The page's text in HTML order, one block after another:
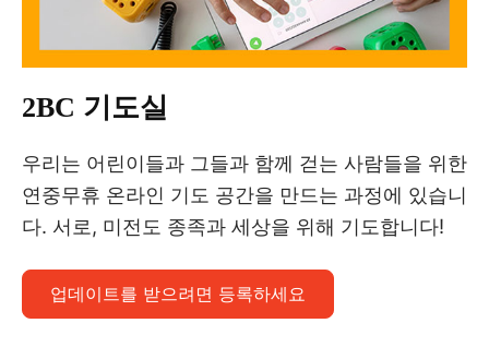
2BC 기도실
우리는 어린이들과 그들과 함께 걷는 사람들을 위한
연중무휴 온라인 기도 공간을 만드는 과정에 있습니
다. 서로, 미전도 종족과 세상을 위해 기도합니다!
업데이트를 받으려면 등록하세요